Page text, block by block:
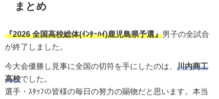
まとめ
『2026 全国高校総体(ｲﾝﾀｰﾊｲ)鹿児島県予選』男子の全試合
が終了しました。
今大会優勝し見事に全国の切符を手にしたのは、 川内商工
高校でした。
選手・ｽﾀｯﾌの皆様の毎日の努力の賜物だと思います。本当